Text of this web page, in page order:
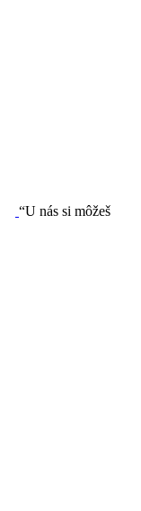
“U nás si môžeš